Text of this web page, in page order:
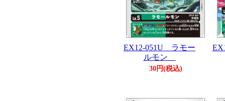
EX12-051U ラモー
ルモン
30円(税込)